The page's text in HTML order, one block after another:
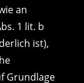
an
1 lit. b
ist),
Grundlage